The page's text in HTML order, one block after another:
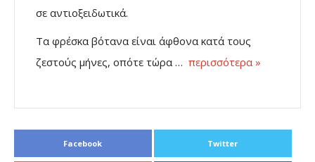
σε αντιοξειδωτικά.
Τα φρέσκα βότανα είναι άφθονα κατά τους
ζεστούς μήνες, οπότε τώρα … περισσότερα »
Facebook Twitter